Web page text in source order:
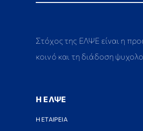
Στόχος της ΕΛΨΕ είναι η
κοινό και τη διάδοση
Η ΕΛΨΕ
Η ΕΤΑΙΡΕΙΑ